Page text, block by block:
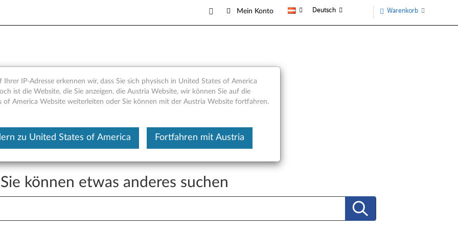
Mein Konto Deutsch Warenkorb
können
Sie können etwas anderes suchen
Ihrer IP-Adresse erkennen wir, dass Sie sich physisch in United States of America
ist die Website, die Sie anzeigen, die Austria Website, wir können Sie auf die
of America Website weiterleiten oder Sie können mit der Austria Website fortfahren.
zu United States of America Fortfahren mit Austria